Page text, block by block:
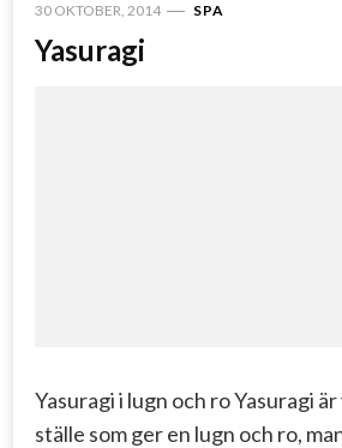
30 OKTOBER, 2014 SPA
Yasuragi
Yasuragi i lugn och ro Yasuragi
ställe som ger en lugn och ro,